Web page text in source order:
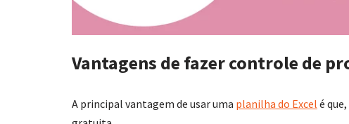
Vantagens de fazer controle de
A principal vantagem de usar uma planilha do Excel é